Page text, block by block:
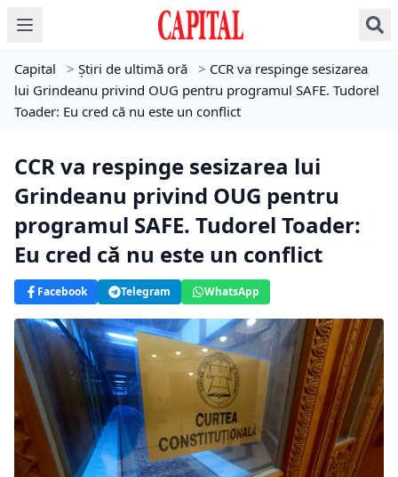
Capital > Știri de ultimă oră > CCR va respinge sesizarea
lui Grindeanu privind OUG pentru programul SAFE. Tudorel
Toader: Eu cred că nu este un conflict
CCR va respinge sesizarea lui
Grindeanu privind OUG pentru
programul SAFE. Tudorel Toader:
Eu cred că nu este un conflict
Facebook Telegram WhatsApp